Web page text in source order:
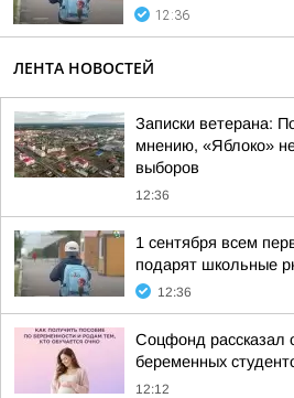
12:36
ЛЕНТА НОВОСТЕЙ
Записки ветерана:
мнению, «Яблоко»
выборов
12:36
1 сентября всем
подарят школьные
12:36
Соцфонд рассказал
беременных
12:12